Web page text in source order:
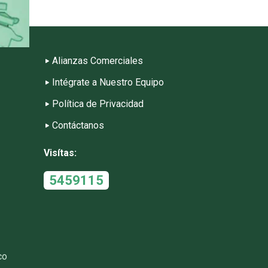
Alianzas Comerciales
Intégrate a Nuestro Equipo
Política de Privacidad
Contáctanos
Visítas:
5459115